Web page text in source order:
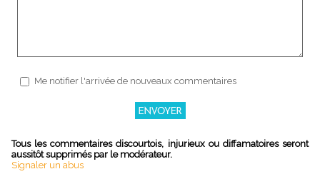
Me notifier l'arrivée de nouveaux commentaires
Tous les commentaires discourtois, injurieux ou diffamatoires seront
aussitôt supprimés par le modérateur.
Signaler un abus